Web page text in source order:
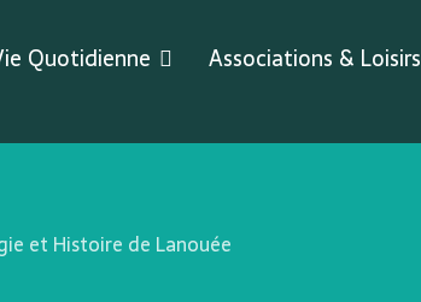
Quotidienne Associations & Loisirs
et Histoire de Lanouée